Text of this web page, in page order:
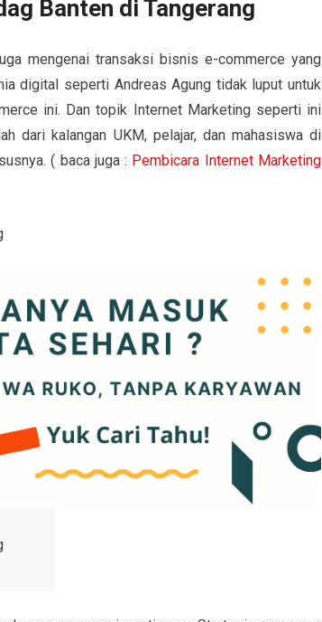
Banten di Tangerang
mengenai transaksi bisnis e-commerce yang
digital seperti Andreas Agung tidak luput untuk
ini. Dan topik Internet Marketing seperti ini
dari kalangan UKM, pelajar, dan mahasiswa di
( baca juga : Pembicara Internet Marketing